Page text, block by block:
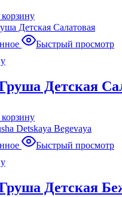
Быстрый просмотр
Детская
Быстрый просмотр
Детская